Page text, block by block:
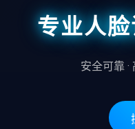
专业人
安全可靠 ·